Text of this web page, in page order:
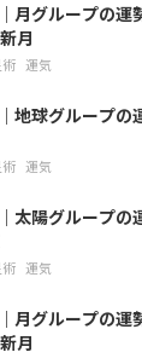
月グループの運
月
運気
地球グループの
運気
太陽グループの
運気
月グループの運
月